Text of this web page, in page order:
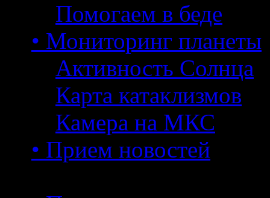
Помогаем в беде
• Мониторинг планеты
Активность Солнца
Карта катаклизмов
Камера на МКС
• Прием новостей